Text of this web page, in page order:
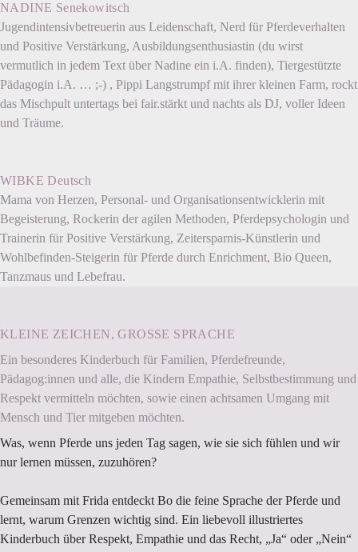
NADINE Senekowitsch
Jugendintensivbetreuerin aus Leidenschaft, Nerd für Pferdeverhalten
und Positive Verstärkung, Ausbildungsenthusiastin (du wirst
vermutlich in jedem Text über Nadine ein i.A. finden), Tiergestützte
Pädagogin i.A. … ;-) , Pippi Langstrumpf mit ihrer kleinen Farm, rockt
das Mischpult untertags bei fair.stärkt und nachts als DJ, voller Ideen
und Träume.
WIBKE Deutsch
Mama von Herzen, Personal- und Organisationsentwicklerin mit
Begeisterung, Rockerin der agilen Methoden, Pferdepsychologin und
Trainerin für Positive Verstärkung, Zeitersparnis-Künstlerin und
Wohlbefinden-Steigerin für Pferde durch Enrichment, Bio Queen,
Tanzmaus und Lebefrau.
KLEINE ZEICHEN, GROSSE SPRACHE
Ein besonderes Kinderbuch für Familien, Pferdefreunde,
Pädagog:innen und alle, die Kindern Empathie, Selbstbestimmung und
Respekt vermitteln möchten, sowie einen achtsamen Umgang mit
Mensch und Tier mitgeben möchten.
Was, wenn Pferde uns jeden Tag sagen, wie sie sich fühlen und wir
nur lernen müssen, zuzuhören?
Gemeinsam mit Frida entdeckt Bo die feine Sprache der Pferde und
lernt, warum Grenzen wichtig sind. Ein liebevoll illustriertes
Kinderbuch über Respekt, Empathie und das Recht, „Ja“ oder „Nein“